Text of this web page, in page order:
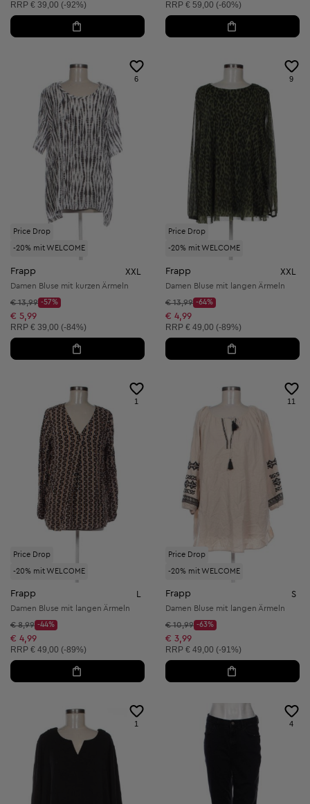
Unverbindliche Preisempfehlung:
RRP € 39,00 (-92%) Unverbindliche Preisempfehlung:
RRP € 59,00 (-60%)
Price Drop
-20% mit WELCOME
6
Frapp XXL
Damen Bluse mit kurzen Ärmeln
Startpreis:
€ 13,99
Discount Price:
-57%
Reduzierter Preis:
€ 5,99
Unverbindliche Preisempfehlung:
RRP € 39,00 (-84%)
Price Drop
-20% mit WELCOME
9
Frapp XXL
Damen Bluse mit langen Ärmeln
Startpreis:
€ 13,99
Discount Price:
-64%
Reduzierter Preis:
€ 4,99
Unverbindliche Preisempfehlung:
RRP € 49,00 (-89%)
Price Drop
-20% mit WELCOME
1
Frapp
Damen Bluse mit langen Ärmeln
Startpreis:
€ 8,99
Discount Price:
-44%
Reduzierter Preis:
€ 4,99
Unverbindliche Preisempfehlung:
RRP € 49,00 (-89%)
Price Drop
-20% mit WELCOME
11
Frapp S
Damen Bluse mit langen Ärmeln
Startpreis:
€ 10,99
Discount Price:
-63%
Reduzierter Preis:
€ 3,99
Unverbindliche Preisempfehlung:
RRP € 49,00 (-91%)
1 4